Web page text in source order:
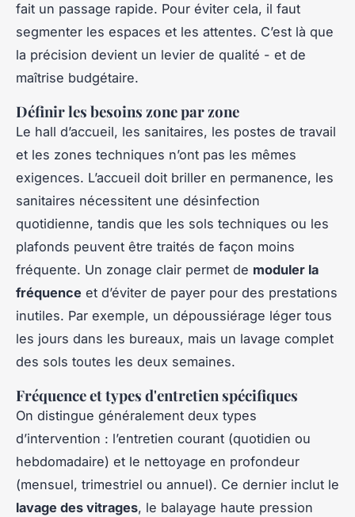
fait un passage rapide. Pour éviter cela, il faut
segmenter les espaces et les attentes. C’est là que
la précision devient un levier de qualité - et de
maîtrise budgétaire.
Définir les besoins zone par zone
Le hall d’accueil, les sanitaires, les postes de travail
et les zones techniques n’ont pas les mêmes
exigences. L’accueil doit briller en permanence, les
sanitaires nécessitent une désinfection
quotidienne, tandis que les sols techniques ou les
plafonds peuvent être traités de façon moins
fréquente. Un zonage clair permet de moduler la
fréquence et d’éviter de payer pour des prestations
inutiles. Par exemple, un dépoussiérage léger tous
les jours dans les bureaux, mais un lavage complet
des sols toutes les deux semaines.
Fréquence et types d'entretien spécifiques
On distingue généralement deux types
d’intervention : l’entretien courant (quotidien ou
hebdomadaire) et le nettoyage en profondeur
(mensuel, trimestriel ou annuel). Ce dernier inclut le
lavage des vitrages, le balayage haute pression